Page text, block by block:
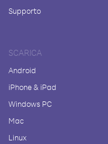
Supporto
SCARICA
Android
iPhone & iPad
Windows PC
Mac
Linux